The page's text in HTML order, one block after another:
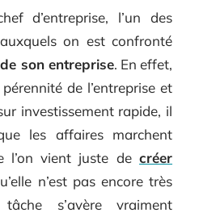
d’entreprise, l’un des
on est confronté
son entreprise. En effet,
de l’entreprise et
investissement rapide, il
les affaires marchent
l’on vient juste de créer
n’est pas encore très
s’avère vraiment